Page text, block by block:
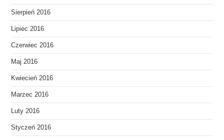
Sierpień 2016
Lipiec 2016
Czerwiec 2016
Maj 2016
Kwiecień 2016
Marzec 2016
Luty 2016
Styczeń 2016